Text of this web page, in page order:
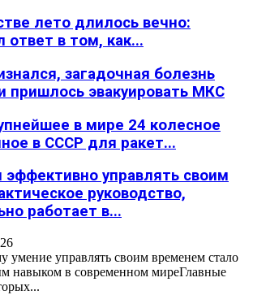
лето длилось вечно:
в том, как...
загадочная болезнь
пришлось эвакуировать МКС
в мире 24 колесное
в СССР для ракет...
эффективно управлять своим
руководство,
работает в...
умение управлять своим временем стало
навыком в современном миреГлавные